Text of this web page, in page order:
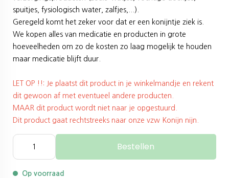
spuitjes, fysiologisch water, zalfjes,...).
Geregeld komt het zeker voor dat er een konijntje ziek is.
We kopen alles van medicatie en producten in grote
hoeveelheden om zo de kosten zo laag mogelijk te houden
maar medicatie blijft duur.
LET OP !!: Je plaatst dit product in je winkelmandje en rekent
dit gewoon af met eventueel andere producten.
MAAR dit product wordt niet naar je opgestuurd.
Dit product gaat rechtstreeks naar onze vzw Konijn nijn.
Bestellen
Op voorraad